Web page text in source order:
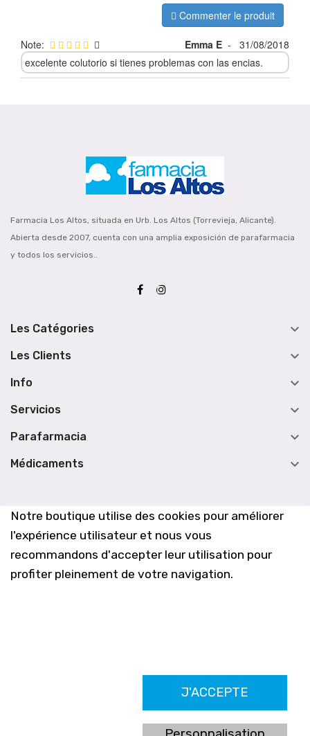
Notre boutique utilise des cookies pour améliorer
l'expérience utilisateur et nous vous
recommandons d'accepter leur utilisation pour
profiter pleinement de votre navigation.
J'ACCEPTE
Commenter le produit
Note: Emma E -
31/08/2018
excelente colutorio si tienes problemas con las encias.
Farmacia Los Altos, situada en Urb. Los Altos (Torrevieja, Alicante).
Abierta desde 2007, cuenta con una amplia exposición de parafarmacia
y todos los servicios..
Les Catégories 
Les Clients 
Info 
Servicios 
Parafarmacia 
Médicaments 
Farmacia Los Altos nº756
Ldo. Alfredo Aparicio Grau 22555408K
N. Col. Colegio Oficial de Farmacéuticos de Alicante 4327
Nº de autorización A-790-F